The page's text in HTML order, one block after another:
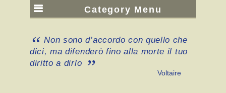
Category Menu
Non sono d’accordo con quello che
dici, ma difenderò fino alla morte il tuo
diritto a dirlo
Voltaire